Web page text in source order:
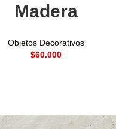
Madera
Objetos Decorativos
$